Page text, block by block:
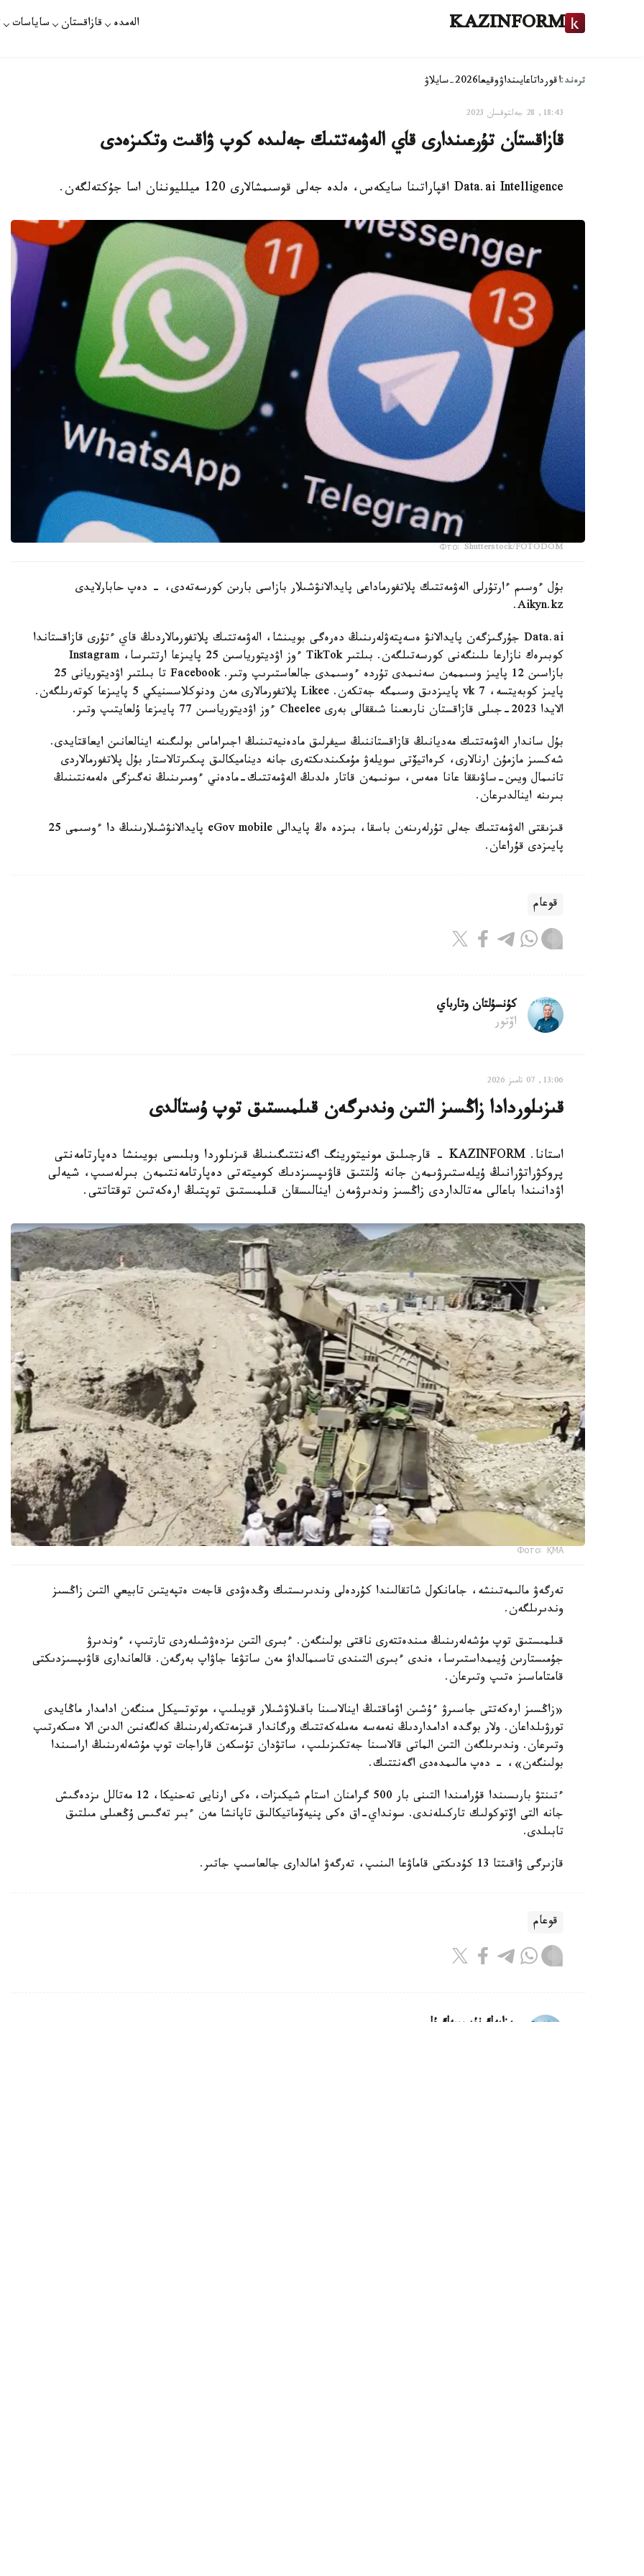
KAZINFORM الەمدە قازاقستان ساياسات
ترەند:اقورداتاعايىنداۋوقيعا2026-سايلاۋ
18:43, 28 جەلتوقسان 2023
قازاقستان تۇرعىندارى قاي الەۋمەتتىك جەلىدە كوپ ۋاقىت وتكىزەدى
Data.ai Intelligence اقپاراتىنا سايكەس، ەلدە جەلى قوسىمشالارى 120 ميلليوننان اسا جۇكتەلگەن.
Фто: Shutterstock/FOTODOM
بۇل ءوسىم ءارتۇرلى الەۋمەتتىك پلاتفورماداعى پايدالانۋشىلار بازاسى بارىن كورسەتەدى، - دەپ حابارلايدى
Aikyn.kz.
Data.ai جۇرگىزگەن پايدالانۋ ەسەپتەۋلەرىنىڭ دەرەگى بويىنشا، الەۋمەتتىك پلاتفورمالاردىڭ قاي ءتۇرى قازاقستاندا
كوبىرەك نازارعا ىلىنگەنى كورسەتىلگەن. بىلتىر TikTok ءوز اۋديتورياسىن 25 پايىزعا ارتتىرسا، Instagram
بازاسىن 12 پايىز وسىممەن سەنىمدى تۇردە ءوسىمدى جالعاستىرىپ وتىر. Facebook تا بىلتىر اۋديتوريانى 25
پايىز كوبەيتسە، vk 7 پايىزدىق وسىمگە جەتكەن. Likee پلاتفورمالارى مەن ودنوكلاسسنيكي 5 پايىزعا كوتەرىلگەن.
الايدا 2023-جىلى قازاقستان نارىعىنا شىققالى بەرى Cheelee ءوز اۋديتورياسىن 77 پايىزعا ۇلعايتىپ وتىر.
بۇل ساندار الەۋمەتتىك مەديانىڭ قازاقستاننىڭ سيفرلىق مادەنيەتىنىڭ اجىراماس بولىگىنە اينالعانىن ايعاقتايدى.
شەكسىز مازمۇن ارنالارى، كرەاتيۆتى سويلەۋ مۇمكىندىكتەرى جانە ديناميكالىق پىكىرتالاستار بۇل پلاتفورمالاردى
تانىمال ويىن-ساۋىققا عانا ەمەس، سونىمەن قاتار ەلدىڭ الەۋمەتتىك-مادەني ءومىرىنىڭ نەگىزگى ەلەمەنتىنىڭ
بىرىنە اينالدىرعان.
قىزىقتى الەۋمەتتىك جەلى تۇرلەرىنەن باسقا، بىزدە ەڭ پايدالى eGov mobile پايدالانۋشىلارىنىڭ دا ءوسىمى 25
پايىزدى قۇراعان.
قوعام
كۇنسۇلتان وتارباي
اۆتور
13:06, 07 تامىز 2026
قىزىلوردادا زاڭسىز التىن وندىرگەن قىلمىستىق توپ ۇستالدى
استانا. KAZINFORM - قارجىلىق مونيتورينگ اگەنتتىگىنىڭ قىزىلوردا وبلىسى بويىنشا دەپارتامەنتى
پروكۋراتۋرانىڭ ۇيلەستىرۋىمەن جانە ۇلتتىق قاۋىپسىزدىك كوميتەتى دەپارتامەنتىمەن بىرلەسىپ، شيەلى
اۋدانىندا باعالى مەتالداردى زاڭسىز وندىرۋمەن اينالىسقان قىلمىستىق توپتىڭ ارەكەتىن توقتاتتى.
Фото: ҚМА
تەرگەۋ مالىمەتىنشە، جامانكول شاتقالىندا كۇردەلى وندىرىستىك وڭدەۋدى قاجەت ەتپەيتىن تابيعي التىن زاڭسىز
وندىرىلگەن.
قىلمىستىق توپ مۇشەلەرىنىڭ مىندەتتەرى ناقتى بولىنگەن. ءبىرى التىن ىزدەۋشىلەردى تارتىپ، ءوندىرۋ
جۇمىستارىن ۇيىمداستىرسا، ەندى ءبىرى التىندى تاسىمالداۋ مەن ساتۋعا جاۋاپ بەرگەن. قالعاندارى قاۋىپسىزدىكتى
قامتاماسىز ەتىپ وتىرعان.
«زاڭسىز ارەكەتتى جاسىرۋ ءۇشىن اۋماقتىڭ اينالاسىنا باقىلاۋشىلار قويىلىپ، موتوتسيكل مىنگەن ادامدار ماڭايدى
تورۋىلداعان. ولار بوگدە ادامداردىڭ نەمەسە مەملەكەتتىك ورگاندار قىزمەتكەرلەرىنىڭ كەلگەنىن الدىن الا ەسكەرتىپ
وتىرعان. وندىرىلگەن التىن الماتى قالاسىنا جەتكىزىلىپ، ساتۋدان تۇسكەن قاراجات توپ مۇشەلەرىنىڭ اراسىندا
بولىنگەن»، - دەپ مالىمدەدى اگەنتتىك.
ءتىنتۋ بارىسىندا قۇرامىندا التىنى بار 500 گرامنان استام شيكىزات، ەكى ارنايى تەحنيكا، 12 مەتالل ىزدەگىش
جانە التى اۆتوكولىك تاركىلەندى. سونداي-اق ەكى پنيەۆماتيكالىق تاپانشا مەن ءبىر تەگىس ۇڭعىلى مىلتىق
تابىلدى.
قازىرگى ۋاقىتتا 13 كۇدىكتى قاماۋعا الىنىپ، تەرگەۋ امالدارى جالعاسىپ جاتىر.
قوعام
ريزابەك نۇسىپبەك ۇلى